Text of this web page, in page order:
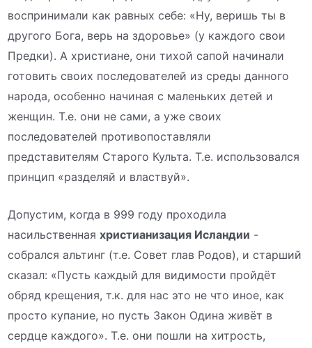
воспринимали как равных себе: «Ну, веришь ты в
другого Бога, верь на здоровье» (у каждого свои
Предки). А христиане, они тихой сапой начинали
готовить своих последователей из среды данного
народа, особенно начиная с маленьких детей и
женщин. Т.е. они не сами, а уже своих
последователей противопоставляли
представителям Старого Культа. Т.е. использовался
принцип «разделяй и властвуй».
Допустим, когда в 999 году проходила
насильственнаяхристианизация Исландии -
собрался альтинг (т.е. Совет глав Родов), и старший
сказал: «Пусть каждый для видимости пройдёт
обряд крещения, т.к. для нас это не что иное, как
просто купание, но пусть Закон Одина живёт в
сердце каждого». Т.е. они пошли на хитрость,